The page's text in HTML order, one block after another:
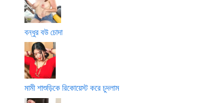
বন্ধুর বউ চোদা
মামী শাশুড়িকে রিকোয়েস্ট করে চুদলাম